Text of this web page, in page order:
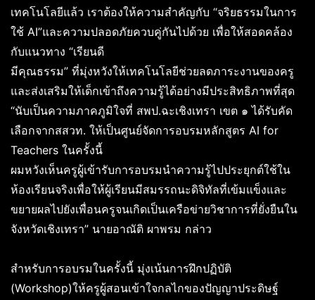
เทคโนโลยีแล้ว เราต้องให้ความสำคัญกับ “จริยธรรมในการ
ใช้ AI”และความปลอดภัยควบคู่กันไปด้วย เพื่อให้สอดคล้อง
กับแนวทาง “เรียนดี
มีคุณธรรม” ที่มุ่งหวังให้เทคโนโลยีช่วยลดภาระงานของครู
และส่งเสริมให้เด็กเข้าถึงความรู้ได้อย่างมีประสิทธิภาพที่สุด
“นับเป็นความภาคภูมิใจที่ สพป.ฉะเชิงเทรา เขต ๑ ได้รับคัด
เลือกจากสสวท. ให้เป็นศูนย์จัดการอบรมหลักสูตร AI for
Teachers ในครั้งนี้
ผมหวังเห็นครูผู้เข้ารับการอบรมนำความรู้ไปประยุกต์ใช้ใน
ห้องเรียนจริงเพื่อให้ผู้เรียนมีสมรรถนะดิจิทัลที่เข้มแข็งและ
ขยายผลไปยังเพื่อนครูจนเกิดเป็นเครือข่ายวิชาการที่ยั่งยืนใน
จังหวัดเชิงเทรา” นายอาณัติ ผาพรม กล่าว
สำหรับการอบรมในครั้งนี้ มุ่งเน้นการฝึกปฏิบัติ
(Workshop)ให้ครูผู้สอนเข้าใจกลไกของปัญญาประดิษฐ์